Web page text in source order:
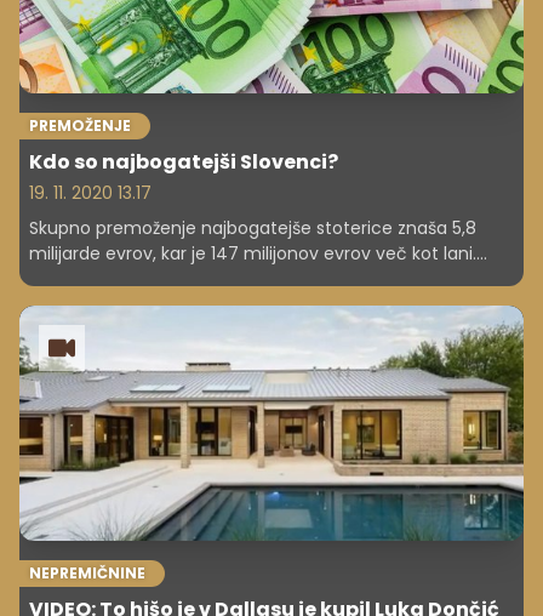
PREMOŽENJE
Kdo so najbogatejši Slovenci?
19. 11. 2020 13.17
Skupno premoženje najbogatejše stoterice znaša 5,8
milijarde evrov, kar je 147 milijonov evrov več kot lani.
odstotkov na 20,9 milijona evrov.
NEPREMIČNINE
VIDEO: To hišo je v Dallasu je kupil Luka Dončić